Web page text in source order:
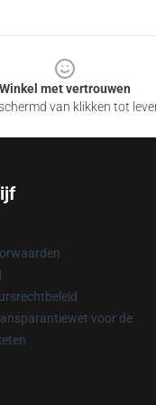
Winkel met vertrouwen
van klikken tot
voor de